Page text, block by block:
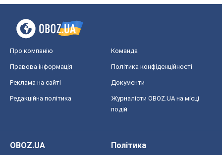
Про компанію Команда
Правова інформація Політика конфіденційності
Реклама на сайті Документи
Редакційна політика
Журналісти OBOZ.UA на місці
подій
OBOZ.UA
Політика